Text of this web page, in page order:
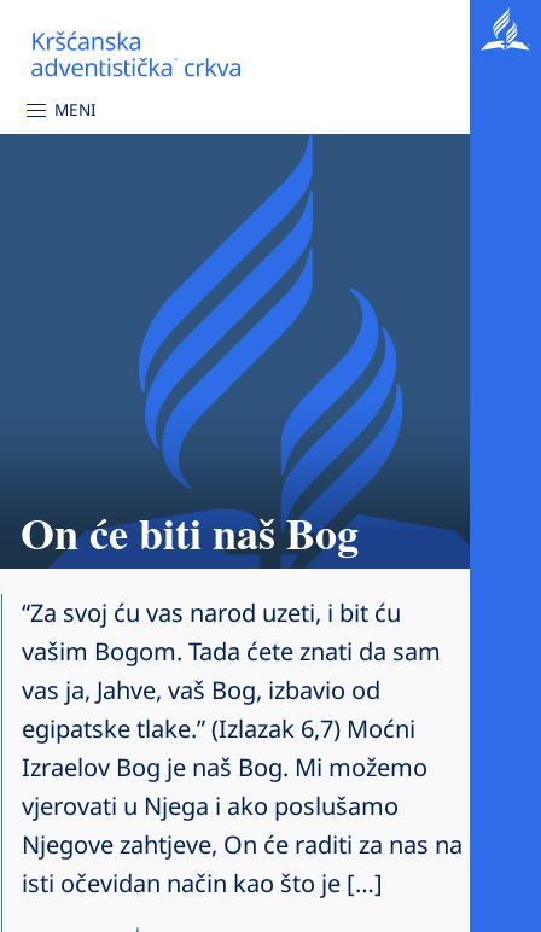
MENI
On će biti naš Bog
“Za svoj ću vas narod uzeti, i bit ću
vašim Bogom. Tada ćete znati da sam
vas ja, Jahve, vaš Bog, izbavio od
egipatske tlake.” (Izlazak 6,7) Moćni
Izraelov Bog je naš Bog. Mi možemo
vjerovati u Njega i ako poslušamo
Njegove zahtjeve, On će raditi za nas na
isti očevidan način kao što je […]